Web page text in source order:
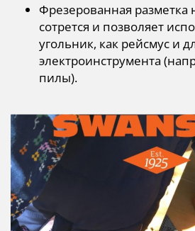
Фрезерованная разметка
сотрется и позволяет
угольник, как рейсмус и
электроинструмента
пилы).